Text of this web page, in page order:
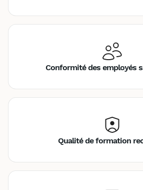
Conformité des employés
Qualité de formation